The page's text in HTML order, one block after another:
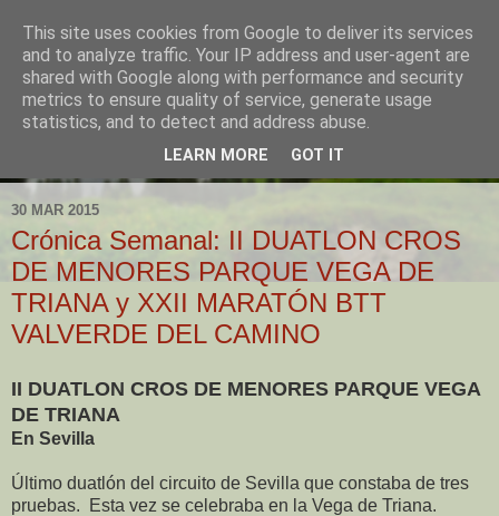
30 MAR 2015
Crónica Semanal: II DUATLON CROS
DE MENORES PARQUE VEGA DE
TRIANA y XXII MARATÓN BTT
VALVERDE DEL CAMINO
II DUATLON CROS DE MENORES PARQUE VEGA
DE TRIANA
En Sevilla
Último duatlón del circuito de Sevilla que constaba de tres
pruebas. Esta vez se celebraba en la Vega de Triana.
This site uses cookies from Google to deliver its services
and to analyze traffic. Your IP address and user-agent are
shared with Google along with performance and security
metrics to ensure quality of service, generate usage
statistics, and to detect and address abuse.
LEARN MORE GOT IT